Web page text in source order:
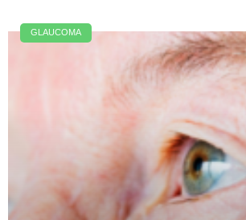
GLAUCOMA